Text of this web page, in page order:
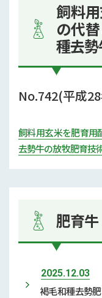
飼料
の代
種去
No.742(平成
飼料用玄米を肥育用
去勢牛の放牧肥育技
肥育牛
2025.12.03
褐毛和種去勢